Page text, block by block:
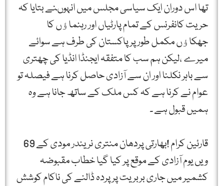
تھا اس دوران ایک سیاسی مجلس میں انہوںنے بتایا کہ
حریت کانفرنس کے تمام پارٹیاں اور رہنماﺅں کا
جھکاﺅں مکمل طور پرپاکستان کی طرف ہے سوائے
میرے ،لیکن ہم سب کا متفقہ ایجنڈا انڈیا کی چھتری
سے باہر نکلنا اور ان سے آزادی حاصل کرنا ہے فیصلہ تو
عوام نے کرنا ہے کہ کس ملک کے ساتھ جانا ہے وہ
ہمیں قبول ہے ۔
قارئین کرام !بھارتی پردھان منتری نریندر مودی کے 69
ویں یوم آزادی کے موقع پر کیا گیا خطاب مقبوضہ
کشمیر میں جاری بربریت پر پردہ ڈالنے کی ناکام کوشش